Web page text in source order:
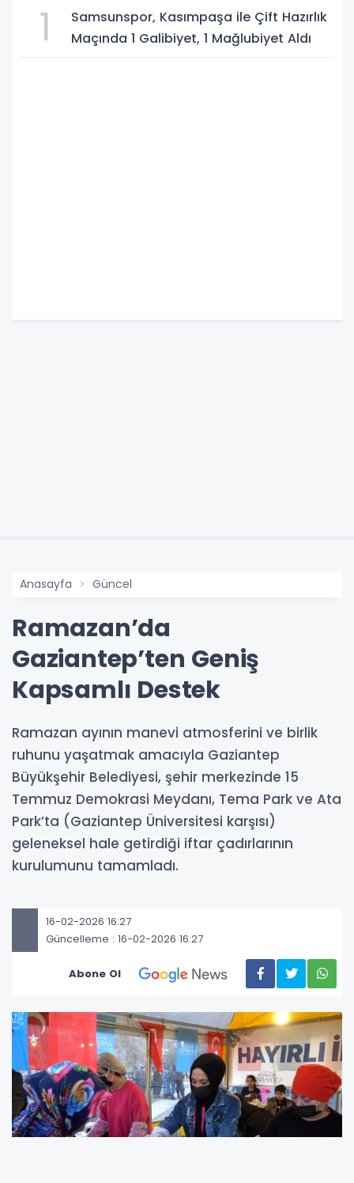
1
Samsunspor, Kasımpaşa ile Çift Hazırlık
Maçında 1 Galibiyet, 1 Mağlubiyet Aldı
Anasayfa Güncel
Ramazan’da
Gaziantep’ten Geniş
Kapsamlı Destek
Ramazan ayının manevi atmosferini ve birlik
ruhunu yaşatmak amacıyla Gaziantep
Büyükşehir Belediyesi, şehir merkezinde 15
Temmuz Demokrasi Meydanı, Tema Park ve Ata
Park’ta (Gaziantep Üniversitesi karşısı)
geleneksel hale getirdiği iftar çadırlarının
kurulumunu tamamladı.
16-02-2026 16:27
Güncelleme : 16-02-2026 16:27
Abone Ol